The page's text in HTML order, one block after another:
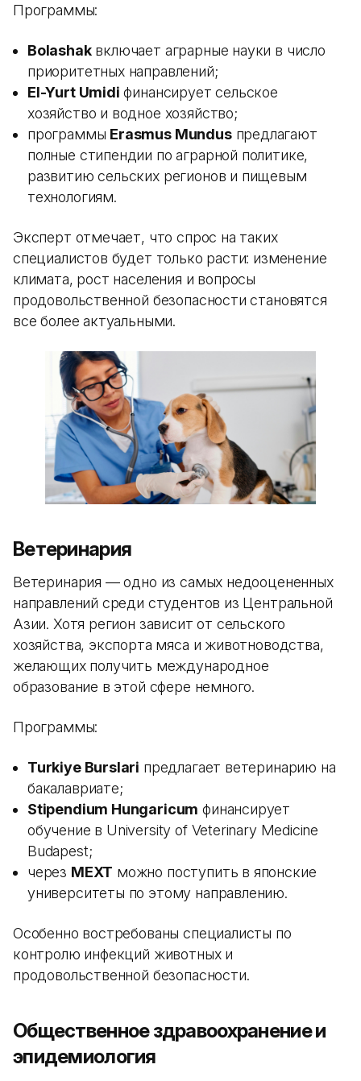
Программы:
Bolashakвключает аграрные науки в число
приоритетных направлений;
El-Yurt Umidi финансирует сельское
хозяйство и водное хозяйство;
программы Erasmus Mundusпредлагают
полные стипендии по аграрной политике,
развитию сельских регионов и пищевым
технологиям.
Эксперт отмечает, что спрос на таких
специалистов будет только расти: изменение
климата, рост населения и вопросы
продовольственной безопасности становятся
все более актуальными.
Ветеринария
Ветеринария — одно из самых недооцененных
направлений среди студентов из Центральной
Азии. Хотя регион зависит от сельского
хозяйства, экспорта мяса и животноводства,
желающих получить международное
образование в этой сфере немного.
Программы:
Turkiye Burslari предлагает ветеринарию на
бакалавриате;
Stipendium Hungaricum финансирует
обучение в University of Veterinary Medicine
Budapest;
через MEXT можно поступить в японские
университеты по этому направлению.
Особенно востребованы специалисты по
контролю инфекций животных и
продовольственной безопасности.
Общественное здравоохранение и
эпидемиология